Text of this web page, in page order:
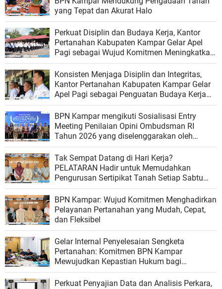
yang Tepat dan Akurat Halo
Perkuat Disiplin dan Budaya Kerja, Kantor
Pertanahan Kabupaten Kampar Gelar Apel
Pagi sebagai Wujud Komitmen Meningkatkan
Kualitas Pelayanan
Konsisten Menjaga Disiplin dan Integritas,
Kantor Pertanahan Kabupaten Kampar Gelar
Apel Pagi sebagai Penguatan Budaya Kerja
Organisasi
BPN Kampar mengikuti Sosialisasi Entry
Meeting Penilaian Opini Ombudsman RI
Tahun 2026 yang diselenggarakan oleh
Ombudsman RI
Tak Sempat Datang di Hari Kerja?
PELATARAN Hadir untuk Memudahkan
Pengurusan Sertipikat Tanah Setiap Sabtu
dan Minggu
BPN Kampar: Wujud Komitmen Menghadirkan
Pelayanan Pertanahan yang Mudah, Cepat,
dan Fleksibel
Gelar Internal Penyelesaian Sengketa
Pertanahan: Komitmen BPN Kampar
Mewujudkan Kepastian Hukum bagi
Masyarakat
Perkuat Penyajian Data dan Analisis Perkara,